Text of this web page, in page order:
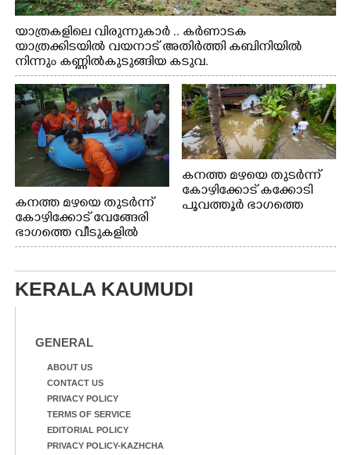
യാത്രകളിലെ വിരുന്നുകാർ .. കർണാടക
യാത്രക്കിടയിൽ വയനാട് അതിർത്തി കബിനിയിൽ
നിന്നും കണ്ണിൽകുടുങ്ങിയ കടുവ.
കനത്ത മഴയെ തുടർന്ന്
കോഴിക്കോട് വേങ്ങേരി
ഭാഗത്തെ വീടുകളിൽ
വെള്ളം
മാറ്റുന്ന സുരക്ഷാസേനാം
ഗങ്ങൾ
കനത്ത മഴയെ തുടർന്ന്
കോഴിക്കോട് കക്കോടി
പൂവത്തൂർ ഭാഗത്തെ
KERALA KAUMUDI
GENERAL
ABOUT US
CONTACT US
PRIVACY POLICY
TERMS OF SERVICE
EDITORIAL POLICY
PRIVACY POLICY-KAZHCHA